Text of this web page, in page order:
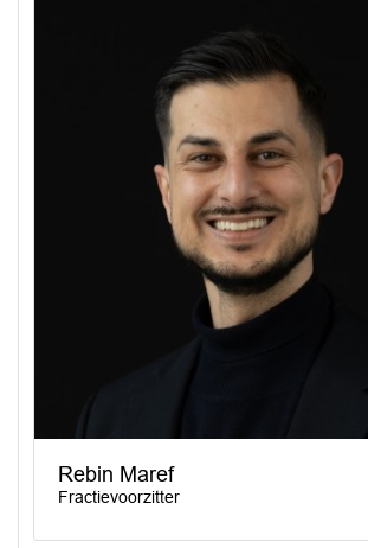
Rebin Maref
Fractievoorzitter